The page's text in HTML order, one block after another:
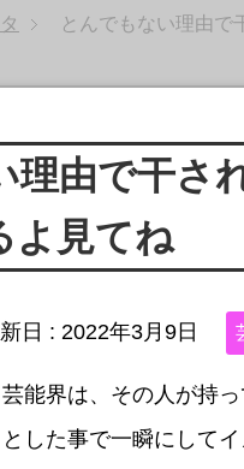
とんでもない理由で
理由で干さ
よ見てね
日 : 2022年3月9日
芸能界は、その人が持
とした事で一瞬にして